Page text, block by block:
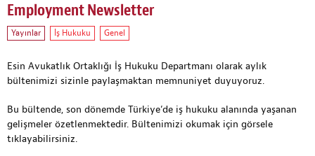
Employment Newsletter
Yayınlar İş Hukuku Genel
Esin Avukatlık Ortaklığı İş Hukuku Departmanı olarak aylık
bültenimizi sizinle paylaşmaktan memnuniyet duyuyoruz.
Bu bültende, son dönemde Türkiye’de iş hukuku alanında yaşanan
gelişmeler özetlenmektedir. Bültenimizi okumak için görsele
tıklayabilirsiniz.